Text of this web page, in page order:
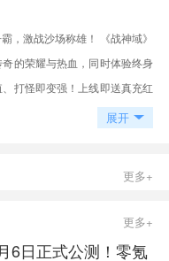
，激战沙场称雄！ 《战神域》
的荣耀与热血，同时体验终身
打怪即变强！上线即送真充红
、特权全解锁！VIP完全靠打怪
展开
更多+
更多+
6日正式公测！零氪